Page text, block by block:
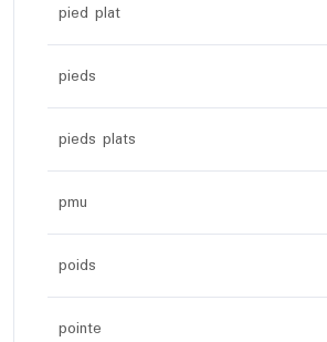
pied plat
pieds
pieds plats
pmu
poids
pointe